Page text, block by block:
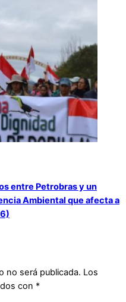
entre Petrobras y un
Ambiental que afecta a
no será publicada. Los
con *